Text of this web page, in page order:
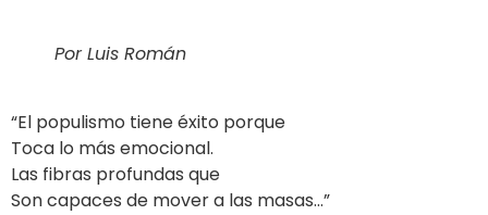
Por Luis Román
“El populismo tiene éxito porque
Toca lo más emocional.
Las fibras profundas que
Son capaces de mover a las masas…”